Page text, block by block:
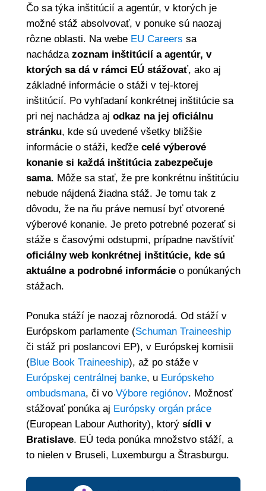
Čo sa týka inštitúcií a agentúr, v ktorých je
možné stáž absolvovať, v ponuke sú naozaj
rôzne oblasti. Na webe EU Careers sa
nachádza zoznam inštitúcií a agentúr, v
ktorých sa dá v rámci EÚ stážovať, ako aj
základné informácie o stáži v tej-ktorej
inštitúcií. Po vyhľadaní konkrétnej inštitúcie sa
pri nej nachádza aj odkaz na jej oficiálnu
stránku, kde sú uvedené všetky bližšie
informácie o stáži, keďže celé výberové
konanie si každá inštitúcia zabezpečuje
sama. Môže sa stať, že pre konkrétnu inštitúciu
nebude nájdená žiadna stáž. Je tomu tak z
dôvodu, že na ňu práve nemusí byť otvorené
výberové konanie. Je preto potrebné pozerať si
stáže s časovými odstupmi, prípadne navštíviť
oficiálny web konkrétnej inštitúcie, kde sú
aktuálne a podrobné informácieo ponúkaných
stážach.
Ponuka stáží je naozaj rôznorodá. Od stáží v
Európskom parlamente (Schuman Traineeship
či stáž pri poslancovi EP), v Európskej komisii
(Blue Book Traineeship), až po stáže v
Európskej centrálnej banke, u Európskeho
ombudsmana, či vo Výbore regiónov. Možnosť
stážovať ponúka aj Európsky orgán práce
(European Labour Authority), ktorý sídli v
Bratislave. EÚ teda ponúka množstvo stáží, a
to nielen v Bruseli, Luxemburgu a Štrasburgu.